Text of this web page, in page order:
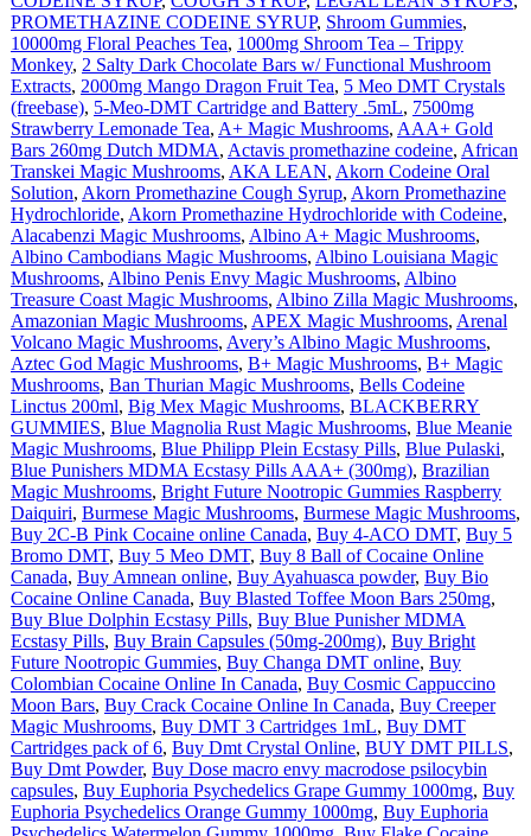
PROMETHAZINE CODEINE SYRUP, Shroom Gummies,
10000mg Floral Peaches Tea, 1000mg Shroom Tea – Trippy
Monkey, 2 Salty Dark Chocolate Bars w/ Functional Mushroom
Extracts, 2000mg Mango Dragon Fruit Tea, 5 Meo DMT Crystals
(freebase), 5-Meo-DMT Cartridge and Battery .5mL, 7500mg
Strawberry Lemonade Tea, A+ Magic Mushrooms, AAA+ Gold
Bars 260mg Dutch MDMA, Actavis promethazine codeine, African
Transkei Magic Mushrooms, AKA LEAN, Akorn Codeine Oral
Solution, Akorn Promethazine Cough Syrup, Akorn Promethazine
Hydrochloride, Akorn Promethazine Hydrochloride with Codeine,
Alacabenzi Magic Mushrooms, Albino A+ Magic Mushrooms,
Albino Cambodians Magic Mushrooms, Albino Louisiana Magic
Mushrooms, Albino Penis Envy Magic Mushrooms, Albino
Treasure Coast Magic Mushrooms, Albino Zilla Magic Mushrooms,
Amazonian Magic Mushrooms, APEX Magic Mushrooms, Arenal
Volcano Magic Mushrooms, Avery’s Albino Magic Mushrooms,
Aztec God Magic Mushrooms, B+ Magic Mushrooms, B+ Magic
Mushrooms, Ban Thurian Magic Mushrooms, Bells Codeine
Linctus 200ml, Big Mex Magic Mushrooms, BLACKBERRY
GUMMIES, Blue Magnolia Rust Magic Mushrooms, Blue Meanie
Magic Mushrooms, Blue Philipp Plein Ecstasy Pills, Blue Pulaski,
Blue Punishers MDMA Ecstasy Pills AAA+ (300mg), Brazilian
Magic Mushrooms, Bright Future Nootropic Gummies Raspberry
Daiquiri, Burmese Magic Mushrooms, Burmese Magic Mushrooms,
Buy 2C-B Pink Cocaine online Canada, Buy 4-ACO DMT, Buy 5
Bromo DMT, Buy 5 Meo DMT, Buy 8 Ball of Cocaine Online
Canada, Buy Amnean online, Buy Ayahuasca powder, Buy Bio
Cocaine Online Canada, Buy Blasted Toffee Moon Bars 250mg,
Buy Blue Dolphin Ecstasy Pills, Buy Blue Punisher MDMA
Ecstasy Pills, Buy Brain Capsules (50mg-200mg), Buy Bright
Future Nootropic Gummies, Buy Changa DMT online, Buy
Colombian Cocaine Online In Canada, Buy Cosmic Cappuccino
Moon Bars, Buy Crack Cocaine Online In Canada, Buy Creeper
Magic Mushrooms, Buy DMT 3 Cartridges 1mL, Buy DMT
Cartridges pack of 6, Buy Dmt Crystal Online, BUY DMT PILLS,
Buy Dmt Powder, Buy Dose macro envy macrodose psilocybin
capsules, Buy Euphoria Psychedelics Grape Gummy 1000mg, Buy
Euphoria Psychedelics Orange Gummy 1000mg, Buy Euphoria